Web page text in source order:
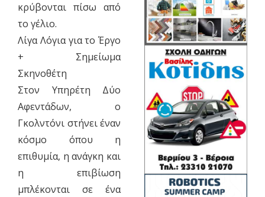
κρύβονται πίσω από
το γέλιο.
Λίγα Λόγια για το Έργο
+ Σημείωμα
Σκηνοθέτη
Στον Υπηρέτη Δύο
Αφεντάδων, ο
Γκολντόνι στήνει έναν
κόσμο όπου η
επιθυμία, η ανάγκη και
η επιβίωση
μπλέκονται σε ένα